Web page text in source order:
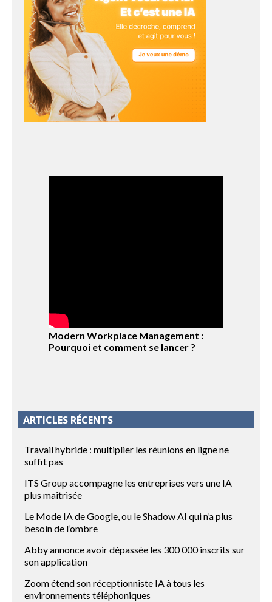
Modern Workplace Management :
Pourquoi et comment se lancer ?
ARTICLES RÉCENTS
Travail hybride : multiplier les réunions en ligne ne
suffit pas
ITS Group accompagne les entreprises vers une IA
plus maîtrisée
Le Mode IA de Google, ou le Shadow AI qui n’a plus
besoin de l’ombre
Abby annonce avoir dépassée les 300 000 inscrits sur
son application
Zoom étend son réceptionniste IA à tous les
environnements téléphoniques